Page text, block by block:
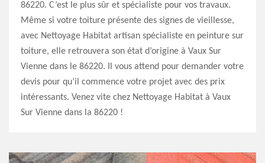
86220. C’est le plus sûr et spécialiste pour vos travaux.
Même si votre toiture présente des signes de vieillesse,
avec Nettoyage Habitat artisan spécialiste en peinture sur
toiture, elle retrouvera son état d’origine à Vaux Sur
Vienne dans le 86220. Il vous attend pour demander votre
devis pour qu’il commence votre projet avec des prix
intéressants. Venez vite chez Nettoyage Habitat à Vaux
Sur Vienne dans la 86220 !